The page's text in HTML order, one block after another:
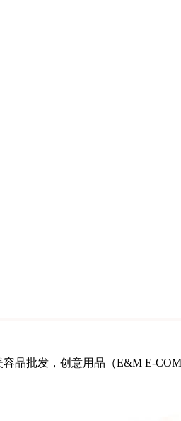
品批发，创意用品（E&M E-